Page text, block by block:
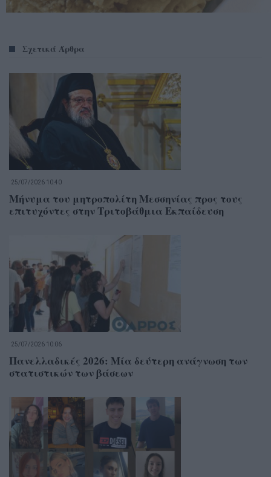
Σχετικά Άρθρα
25/07/2026 10:40
Μήνυμα του μητροπολίτη Μεσσηνίας προς τους
επιτυχόντες στην Τριτοβάθμια Εκπαίδευση
25/07/2026 10:06
Πανελλαδικές 2026: Μία δεύτερη ανάγνωση των
στατιστικών των βάσεων